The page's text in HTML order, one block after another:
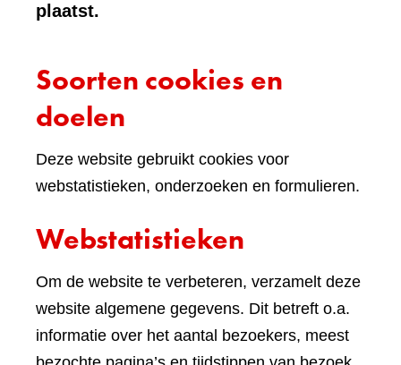
plaatst.
Soorten cookies en
doelen
Deze website gebruikt cookies voor
webstatistieken, onderzoeken en formulieren.
Webstatistieken
Om de website te verbeteren, verzamelt deze
website algemene gegevens. Dit betreft o.a.
informatie over het aantal bezoekers, meest